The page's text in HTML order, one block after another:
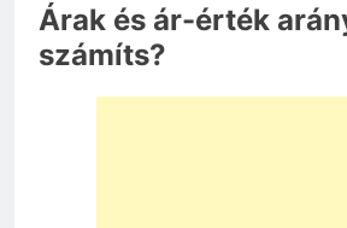
Árak és ár-érték
számíts?